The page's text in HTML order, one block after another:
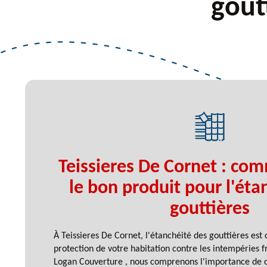
Teissieres De Cornet :
le bon produit pour
gouttières
À Teissieres De Cornet, l'étanchéité des gouttières est
protection de votre habitation contre les intempéries
Logan Couverture , nous comprenons l'importance de